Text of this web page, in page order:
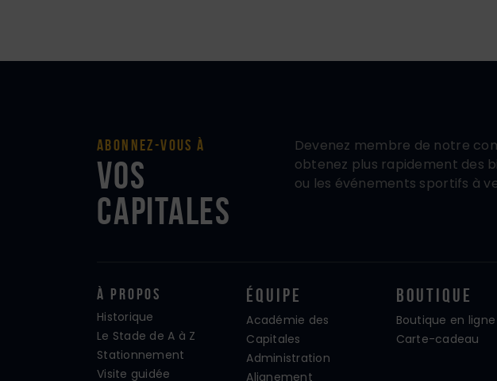
Abonnez-vous à
vos
Capitales
Devenez membre de notre
obtenez plus rapidement des
ou les événements sportifs à
À propos
Historique
Le Stade de A à Z
Stationnement
Visite guidée
Équipe
Académie des
Capitales
Administration
Alignement
Boutique
Boutique en ligne
Carte-cadeau